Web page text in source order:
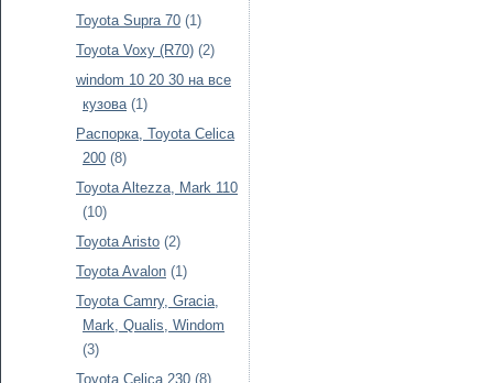
Toyota Supra 70 (1)
Toyota Voxy (R70) (2)
windom 10 20 30 на все
кузова (1)
Распорка, Toyota Celica
200 (8)
Toyota Altezza, Mark 110
(10)
Toyota Aristo (2)
Toyota Avalon (1)
Toyota Camry, Gracia,
Mark, Qualis, Windom
(3)
Toyota Celica 230 (8)